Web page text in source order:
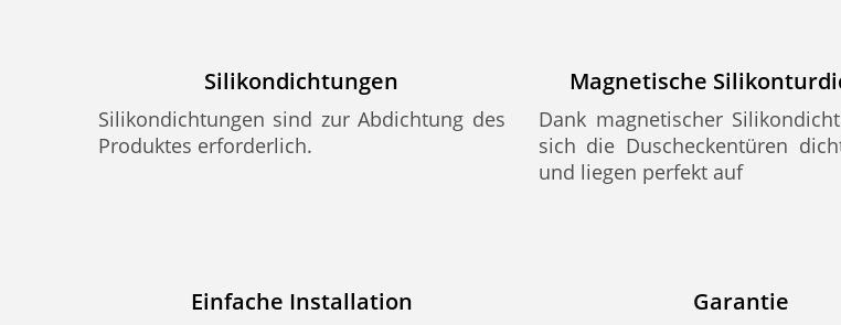
Silikondichtungen
Silikondichtungen sind zur Abdichtung des
Produktes erforderlich.
Magnetische
Dank magnetischer
sich die Duscheckentüren
und liegen perfekt auf
Einfache Installation Garantie